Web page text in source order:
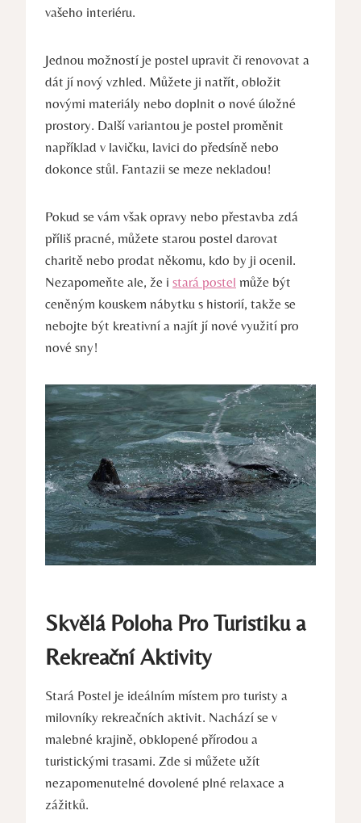
vašeho interiéru.
Jednou možností je postel upravit či renovovat a
dát jí nový vzhled. Můžete ji natřít, obložit
novými materiály nebo doplnit o nové úložné
prostory. Další variantou je postel proměnit
například v lavičku, lavici do předsíně nebo
dokonce stůl. Fantazii se meze nekladou!
Pokud se vám však opravy nebo přestavba zdá
příliš pracné, můžete starou postel darovat
charitě nebo prodat někomu, kdo by ji ocenil.
Nezapomeňte ale, že i stará postel může být
ceněným kouskem nábytku s historií, takže se
nebojte být kreativní a najít jí nové využití pro
nové sny!
Skvělá Poloha Pro Turistiku a
Rekreační Aktivity
Stará Postel je ideálním místem pro turisty a
milovníky rekreačních aktivit. Nachází se v
malebné krajině, obklopené přírodou a
turistickými trasami. Zde si můžete užít
nezapomenutelné dovolené plné relaxace a
zážitků.